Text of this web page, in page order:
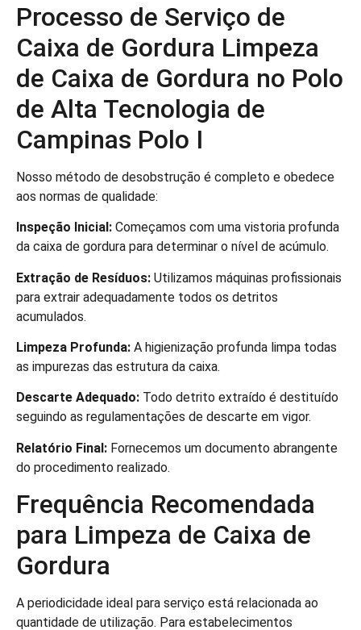
Processo de Serviço de
Caixa de Gordura Limpeza
de Caixa de Gordura no Polo
de Alta Tecnologia de
Campinas Polo I
Nosso método de desobstrução é completo e obedece
aos normas de qualidade:
Inspeção Inicial: Começamos com uma vistoria profunda
da caixa de gordura para determinar o nível de acúmulo.
Extração de Resíduos: Utilizamos máquinas profissionais
para extrair adequadamente todos os detritos
acumulados.
Limpeza Profunda: A higienização profunda limpa todas
as impurezas das estrutura da caixa.
Descarte Adequado: Todo detrito extraído é destituído
seguindo as regulamentações de descarte em vigor.
Relatório Final: Fornecemos um documento abrangente
do procedimento realizado.
Frequência Recomendada
para Limpeza de Caixa de
Gordura
A periodicidade ideal para serviço está relacionada ao
quantidade de utilização. Para estabelecimentos